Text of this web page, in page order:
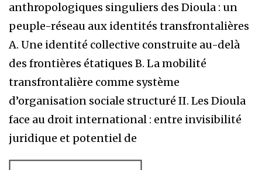
anthropologiques singuliers des Dioula : un
peuple-réseau aux identités transfrontalières
A. Une identité collective construite au-delà
des frontières étatiques B. La mobilité
transfrontalière comme système
d’organisation sociale structuré II. Les Dioula
face au droit international : entre invisibilité
juridique et potentiel de